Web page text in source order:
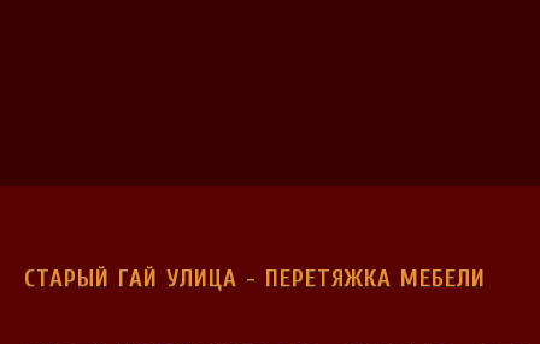
СТАРЫЙ ГАЙ УЛИЦА - ПЕРЕТЯЖКА МЕБЕЛИ